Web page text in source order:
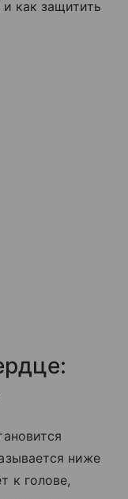
и как защитить
ниже
к голове,